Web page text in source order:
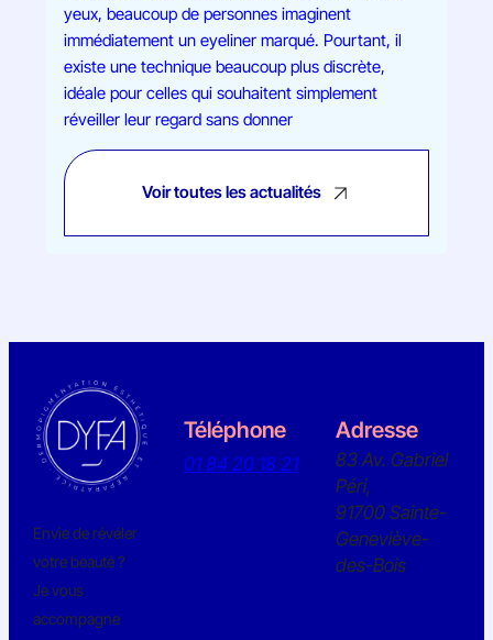
yeux, beaucoup de personnes imaginent
immédiatement un eyeliner marqué. Pourtant, il
existe une technique beaucoup plus discrète,
idéale pour celles qui souhaitent simplement
réveiller leur regard sans donner
Voir toutes les actualités
Envie de révéler
votre beauté ?
Je vous
accompagne
Téléphone
01 84 20 18 21
Adresse
83 Av. Gabriel
Péri,
91700 Sainte-
Geneviève-
des-Bois